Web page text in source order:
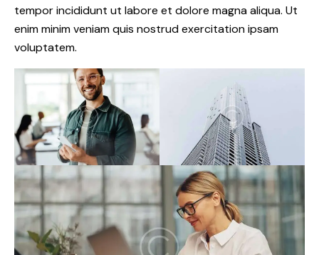
tempor incididunt ut labore et dolore magna aliqua. Ut
enim minim veniam quis nostrud exercitation ipsam
voluptatem.